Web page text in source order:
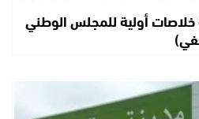
خلاصات أولية للمجلس الوطني